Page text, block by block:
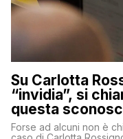
Su Carlotta
“invidia”, si
questa
Forse ad alcuni non è